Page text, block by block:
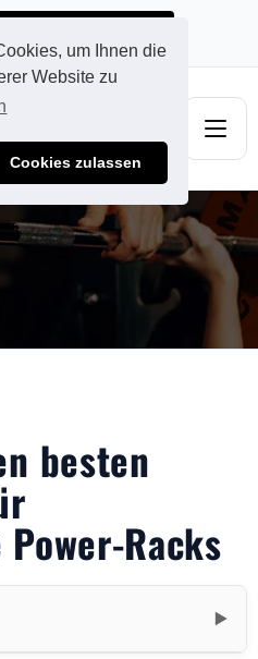
um Ihnen die
Website zu
Cookies zulassen
besten
Racks
▼